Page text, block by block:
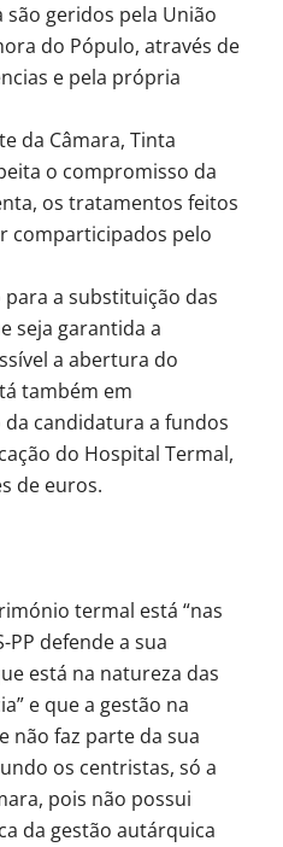
são geridos pela União
do Pópulo, através de
e pela própria
da Câmara, Tinta
o compromisso da
os tratamentos feitos
comparticipados pelo
a substituição das
seja garantida a
a abertura do
também em
candidatura a fundos
do Hospital Termal,
de euros.
termal está “nas
PP defende a sua
está na natureza das
e que a gestão na
não faz parte da sua
os centristas, só a
pois não possui
da gestão autárquica